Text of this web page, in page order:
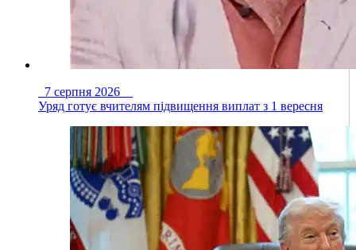
7 серпня 2026
Уряд готує вчителям підвищення виплат з 1 вересня